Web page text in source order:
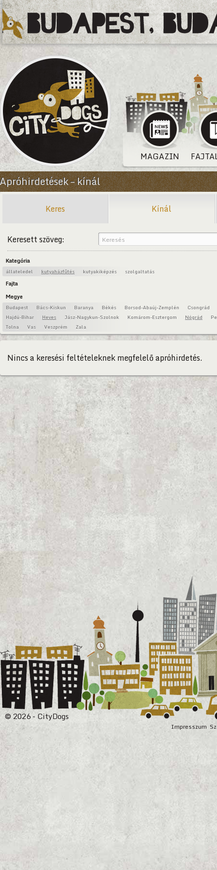
MAGAZIN
Apróhirdetések – kínál
Keres Kínál
Keresett szöveg:
Kategória
állateledel kutyaházfűtés kutyakiképzés szolgaltatás
Fajta
Megye
Budapest Bács-Kiskun Baranya Békés Borsod-Abaúj-Zemplén
Csongrád
Hajdú-Bihar
Heves Jász-Nagykun-Szolnok Komárom-Esztergom Nógrád
Tolna
Vas Veszprém Zala
Nincs a keresési feltételeknek megfelelő apróhirdetés.
Impresszum
© 2026 - CityDogs